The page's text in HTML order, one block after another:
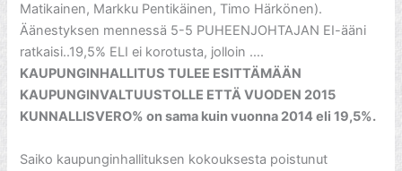
Matikainen, Markku Pentikäinen, Timo Härkönen).
Äänestyksen mennessä 5-5 PUHEENJOHTAJAN EI-ääni
ratkaisi..19,5% ELI ei korotusta, jolloin ….
KAUPUNGINHALLITUS TULEE ESITTÄMÄÄN
KAUPUNGINVALTUUSTOLLE ETTÄ VUODEN 2015
KUNNALLISVERO% on sama kuin vuonna 2014 eli 19,5%.
Saiko kaupunginhallituksen kokouksesta poistunut